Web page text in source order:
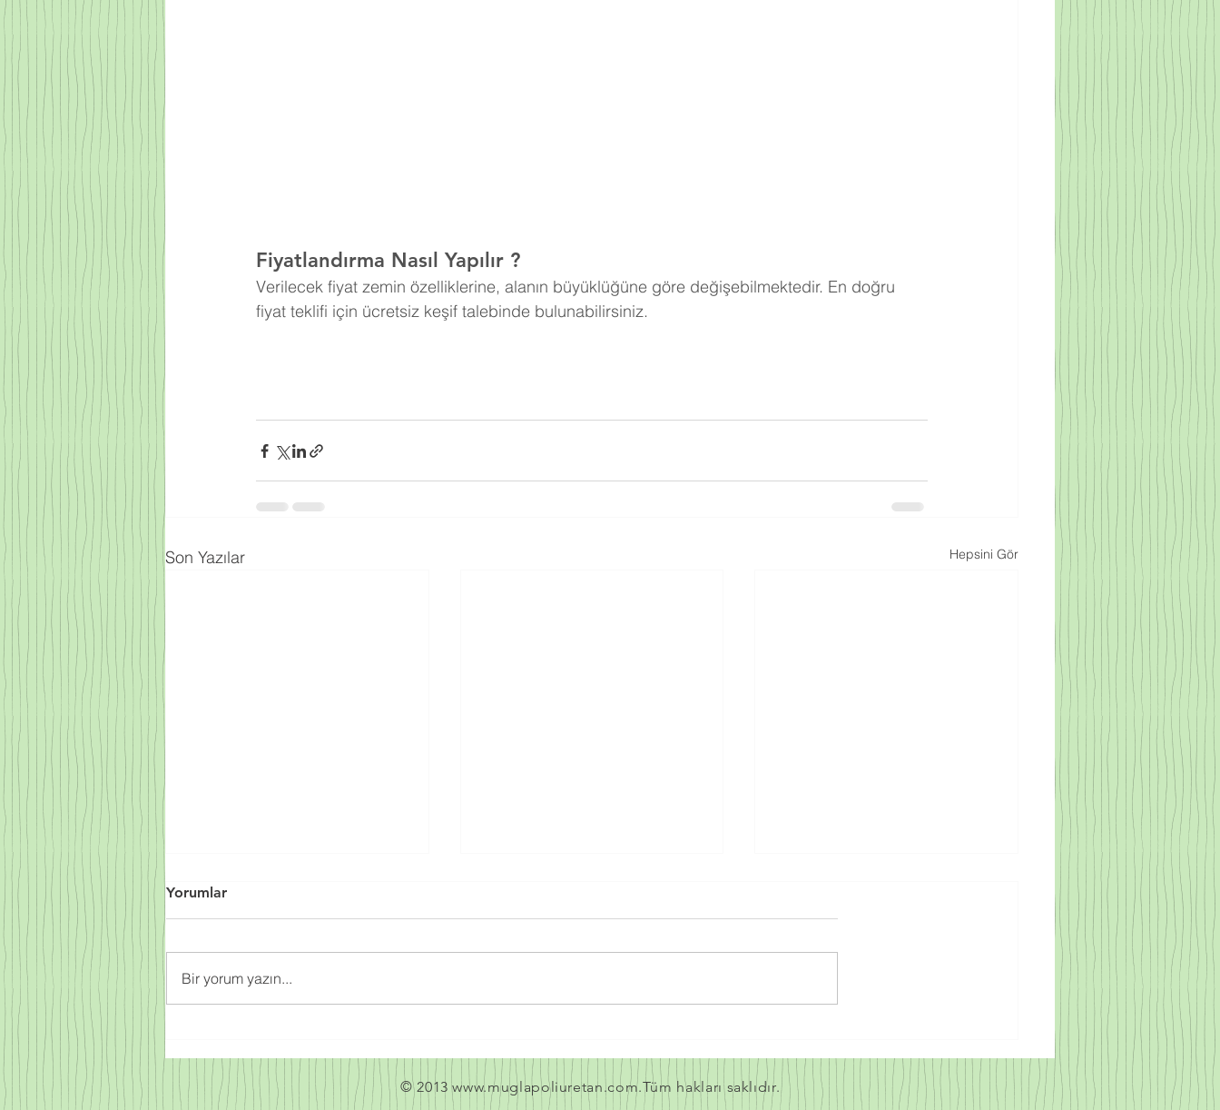
Fiyatlandırma Nasıl Yapılır ?
Verilecek fiyat zemin özelliklerine, alanın büyüklüğüne göre değişebilmektedir. En doğru
fiyat teklifi için ücretsiz keşif talebinde bulunabilirsiniz.
Son Yazılar Hepsini Gör
Fiyatları 2023
YAHŞİHAN
AMASRA
Yorumlar
Bir yorum yazın...
© 2013www.muglapoliuretan.com.Tüm hakları saklıdır.